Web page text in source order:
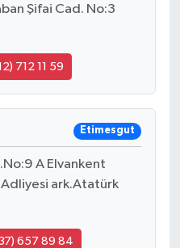
Şifai Cad. No:3
712 11 59
Etimesgut
A Elvankent
ark.Atatürk
657 89 84